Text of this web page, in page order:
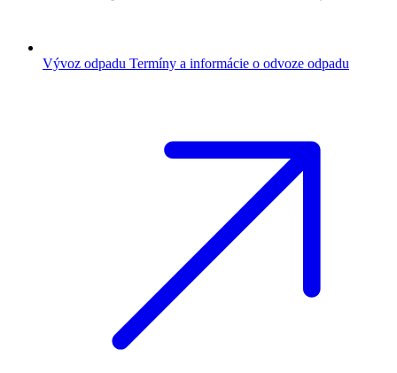
Vývoz odpadu Termíny a informácie o odvoze odpadu